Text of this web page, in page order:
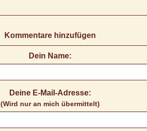
Kommentare hinzufügen
Dein Name:
Deine E-Mail-Adresse:
(Wird nur an mich übermittelt)